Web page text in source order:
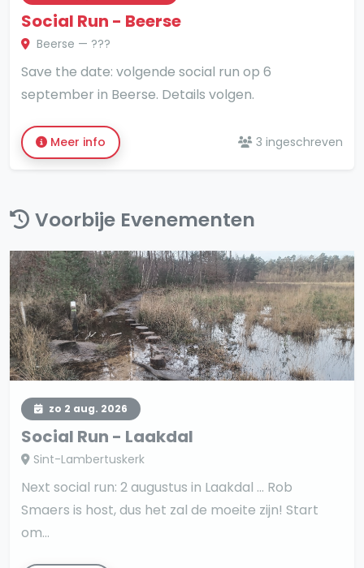
Social Run - Beerse
Beerse — ???
Save the date: volgende social run op 6
september in Beerse. Details volgen.
Meer info 3 ingeschreven
Voorbije Evenementen
zo 2 aug. 2026
Social Run - Laakdal
Sint-Lambertuskerk
Next social run: 2 augustus in Laakdal ... Rob
Smaers is host, dus het zal de moeite zijn! Start
om…